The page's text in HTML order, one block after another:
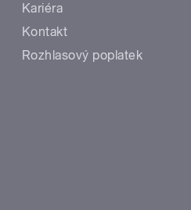
Kariéra
Kontakt
Rozhlasový poplatek